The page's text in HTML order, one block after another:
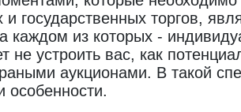
и государственных торгов,
каждом из которых -
не устроить вас, как
аукционами. В такой
особенности.